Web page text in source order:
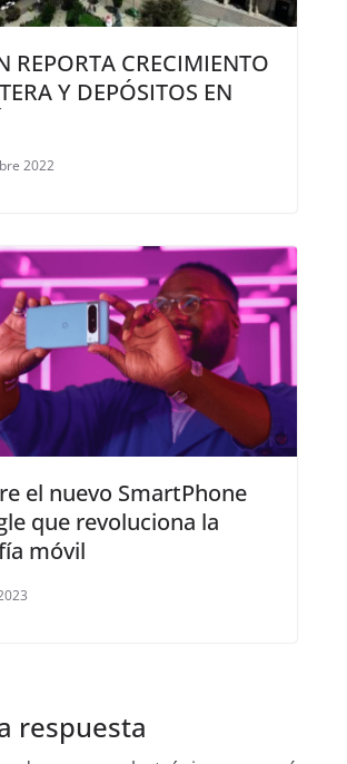
REPORTA CRECIMIENTO
Y DEPÓSITOS EN
2022
el nuevo SmartPhone
que revoluciona la
móvil
respuesta